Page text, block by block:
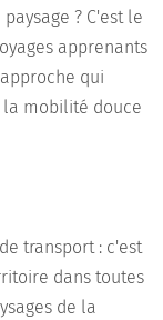
? C'est le
apprenants
qui
la mobilité douce
transport : c'est
dans toutes
de la